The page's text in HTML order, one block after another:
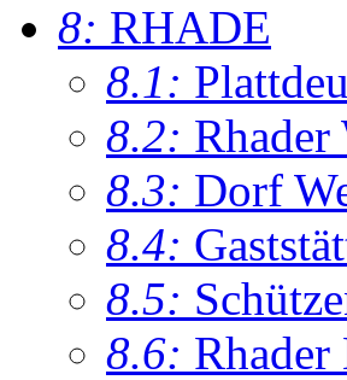
8: RHADE
8.1:
8.2: Rhader
8.3: Dorf
8.4:
8.5:
8.6: Rhader